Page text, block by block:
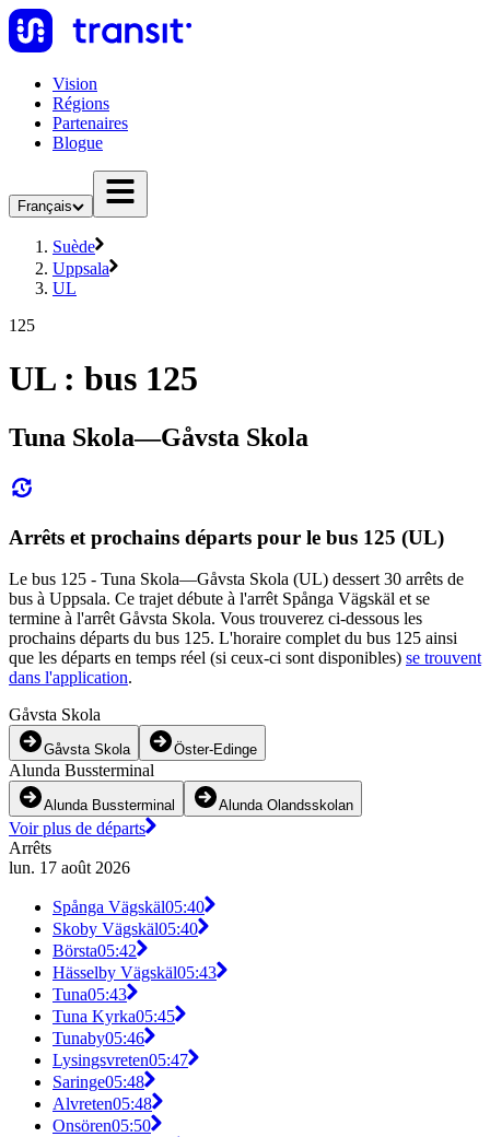
Vision
Régions
Partenaires
Blogue
Français
Suède
Uppsala
UL
125
UL : bus 125
Tuna Skola—Gåvsta Skola
Arrêts et prochains départs pour le bus 125 (UL)
Le bus 125 - Tuna Skola—Gåvsta Skola (UL) dessert 30 arrêts de
bus à Uppsala. Ce trajet débute à l'arrêt Spånga Vägskäl et se
termine à l'arrêt Gåvsta Skola. Vous trouverez ci-dessous les
prochains départs du bus 125. L'horaire complet du bus 125 ainsi
que les départs en temps réel (si ceux-ci sont disponibles) se trouvent
dans l'application.
Gåvsta Skola
Gåvsta Skola Öster-Edinge
Alunda Bussterminal
Alunda Bussterminal Alunda Olandsskolan
Voir plus de départs
Arrêts
lun. 17 août 2026
Spånga Vägskäl05:40
Skoby Vägskäl05:40
Börsta05:42
Hässelby Vägskäl05:43
Tuna05:43
Tuna Kyrka05:45
Tunaby05:46
Lysingsvreten05:47
Saringe05:48
Alvreten05:48
Onsören05:50